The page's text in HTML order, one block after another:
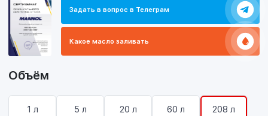
Задать в вопрос в Телеграм
Какое масло заливать
Объём
1 л 5 л 20 л 60 л 208 л